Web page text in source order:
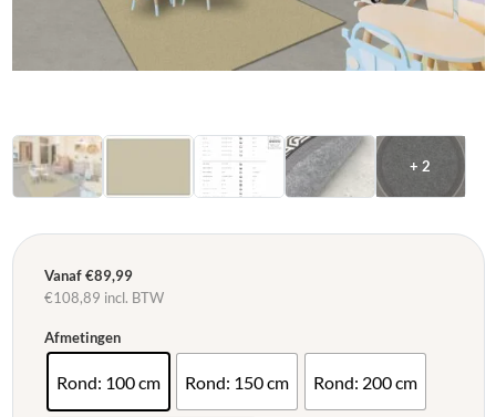
+ 2
Vanaf €89,99
€108,89 incl. BTW
Afmetingen
Rond: 100 cm Rond: 150 cm Rond: 200 cm